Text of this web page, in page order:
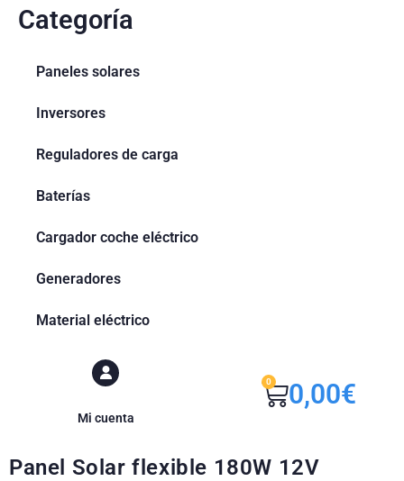
Categoría
Paneles solares
Inversores
Reguladores de carga
Baterías
Cargador coche eléctrico
Generadores
Material eléctrico
Mi cuenta
0,00€
0
Panel Solar flexible 180W 12V